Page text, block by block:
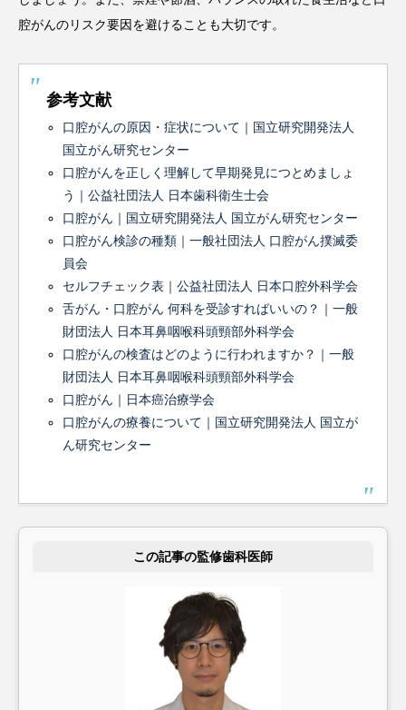
腔がんのリスク要因を避けることも大切です。
参考文献
口腔がんの原因・症状について｜国立研究開発法人
国立がん研究センター
口腔がんを正しく理解して早期発見につとめましょ
う｜公益社団法人 日本歯科衛生士会
口腔がん｜国立研究開発法人 国立がん研究センター
口腔がん検診の種類｜一般社団法人 口腔がん撲滅委
員会
セルフチェック表｜公益社団法人 日本口腔外科学会
舌がん・口腔がん 何科を受診すればいいの？｜一般
財団法人 日本耳鼻咽喉科頭頸部外科学会
口腔がんの検査はどのように行われますか？｜一般
財団法人 日本耳鼻咽喉科頭頸部外科学会
口腔がん｜日本癌治療学会
口腔がんの療養について｜国立研究開発法人 国立が
ん研究センター
この記事の監修歯科医師